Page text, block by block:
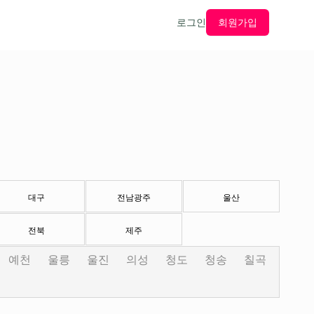
로그인 회원가입
대구 전남광주 울산
전북 제주
예천 울릉 울진 의성 청도 청송
칠곡